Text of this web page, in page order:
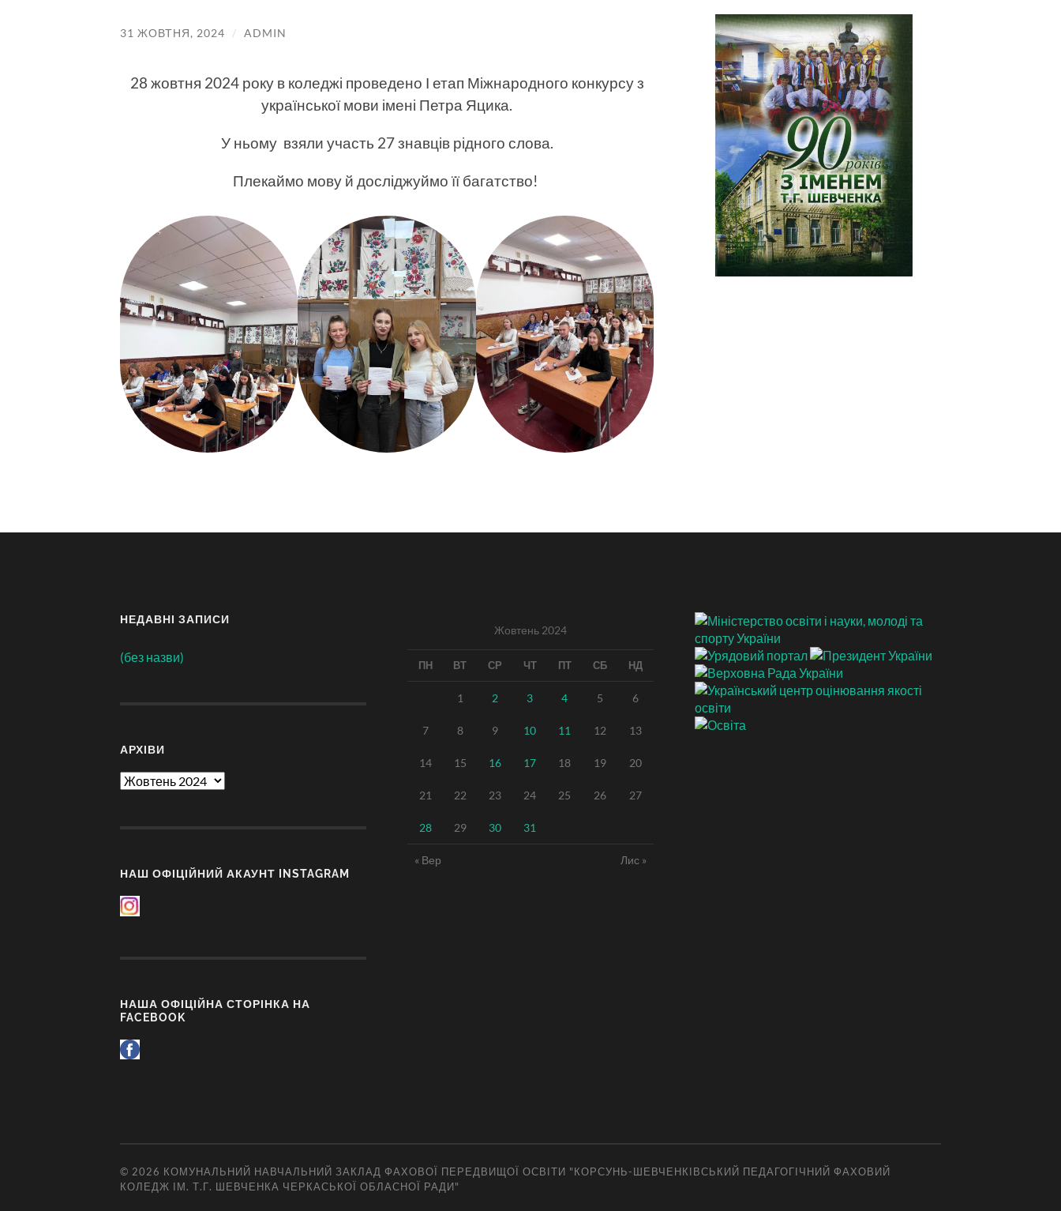
31 ЖОВТНЯ, 2024 / ADMIN
28 жовтня 2024 року в коледжі проведено І етап Міжнародного конкурсу з
української мови імені Петра Яцика.
У ньому взяли участь 27 знавців рідного слова.
Плекаймо мову й досліджуймо її багатство!
НЕДАВНІ ЗАПИСИ
(без назви)
АРХІВИ
Архіви
НАШ ОФІЦІЙНИЙ АКАУНТ INSTAGRAM
НАША ОФІЦІЙНА СТОРІНКА НА
FACEBOOK
Жовтень 2024
ПН ВТ СР ЧТ ПТ СБ НД
1 2 3 4 5 6
7 8 9 10 11 12 13
14 15 16 17 18 19 20
21 22 23 24 25 26 27
28 29 30 31
« Вер Лис »
© 2026 КОМУНАЛЬНИЙ НАВЧАЛЬНИЙ ЗАКЛАД ФАХОВОЇ ПЕРЕДВИЩОЇ ОСВІТИ "КОРСУНЬ-ШЕВЧЕНКІВСЬКИЙ ПЕДАГОГІЧНИЙ ФАХОВИЙ
КОЛЕДЖ ІМ. Т.Г. ШЕВЧЕНКА ЧЕРКАСЬКОЇ ОБЛАСНОЇ РАДИ"